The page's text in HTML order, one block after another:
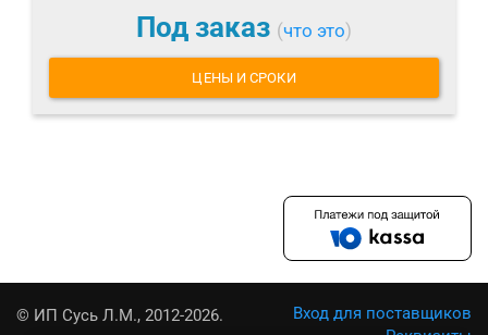
Под заказ (что это)
ЦЕНЫ И СРОКИ
© ИП Сусь Л.М., 2012-2026.
Вход для поставщиков